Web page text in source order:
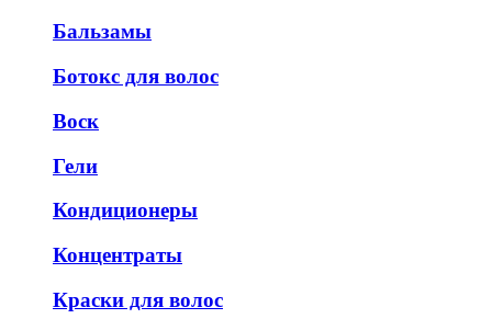
Бальзамы
Ботокс для волос
Воск
Гели
Кондиционеры
Концентраты
Краски для волос